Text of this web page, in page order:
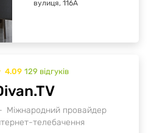
вулиця, 116А
4.09 129 відгуків
Міжнародний провайдер
телебачення